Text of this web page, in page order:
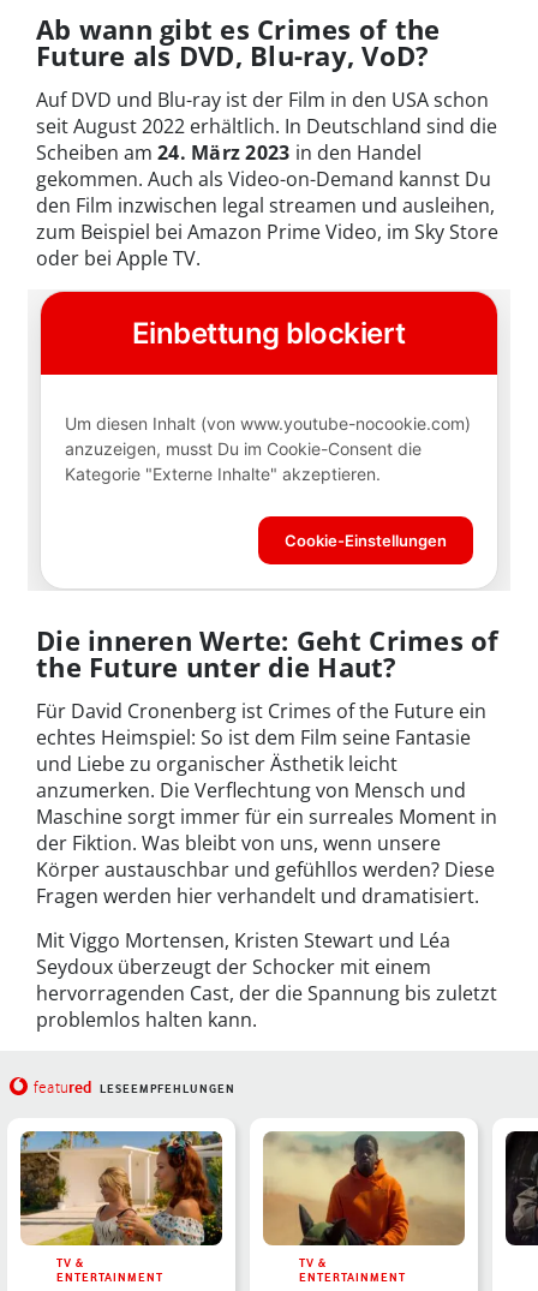
Ab wann gibt es Crimes of the
Future als DVD, Blu-ray, VoD?
Auf DVD und Blu-ray ist der Film in den USA schon
seit August 2022 erhältlich. In Deutschland sind die
Scheiben am 24. März 2023 in den Handel
gekommen. Auch als Video-on-Demand kannst Du
den Film inzwischen legal streamen und ausleihen,
zum Beispiel bei Amazon Prime Video, im Sky Store
oder bei Apple TV.
Die inneren Werte: Geht Crimes of
the Future unter die Haut?
Für David Cronenberg ist Crimes of the Future ein
echtes Heimspiel: So ist dem Film seine Fantasie
und Liebe zu organischer Ästhetik leicht
anzumerken. Die Verflechtung von Mensch und
Maschine sorgt immer für ein surreales Moment in
der Fiktion. Was bleibt von uns, wenn unsere
Körper austauschbar und gefühllos werden? Diese
Fragen werden hier verhandelt und dramatisiert.
Mit Viggo Mortensen, Kristen Stewart und Léa
Seydoux überzeugt der Schocker mit einem
hervorragenden Cast, der die Spannung bis zuletzt
problemlos halten kann.
featured LESEEMPFEHLUNGEN
TV &
ENTERTAINMENT
TV &
ENTERTAINMENT